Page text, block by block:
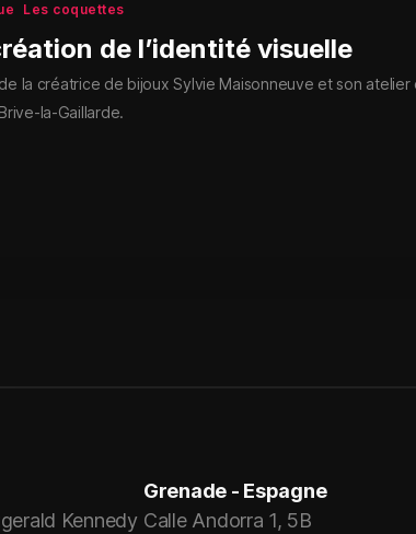
Les coquettes
de l’identité visuelle
la créatrice de bijoux Sylvie Maisonneuve et son atelier
la-Gaillarde.
Kennedy
Grenade - Espagne
Calle Andorra 1, 5B